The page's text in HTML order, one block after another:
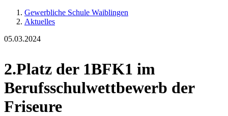
Gewerbliche Schule Waiblingen
Aktuelles
05.03.2024
2.Platz der 1BFK1 im
Berufsschulwettbewerb der
Friseure